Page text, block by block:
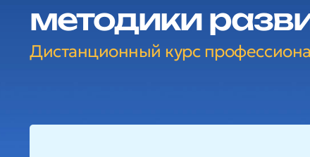
методики
Дистанционный курс